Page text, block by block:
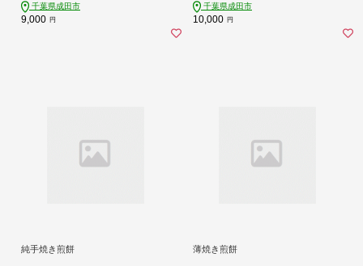
千葉県成田市
9,000 円
千葉県成田市
10,000 円
純手焼き煎餅 薄焼き煎餅